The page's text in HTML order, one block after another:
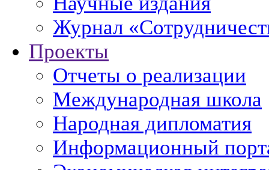
Журнал
Проекты
Отчеты о реализации
Международная школа
Народная дипломатия
Информационный